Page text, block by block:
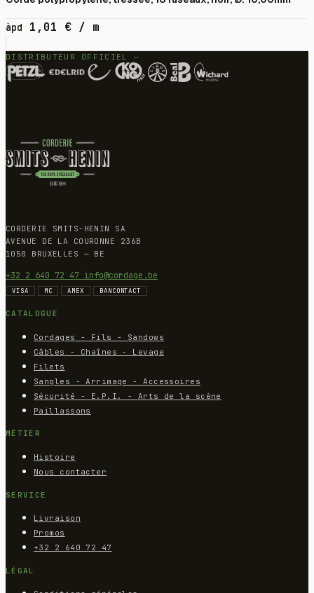
àpd 1,01 € / m
DISTRIBUTEUR OFFICIEL —
CORDERIE SMITS-HENIN SA
AVENUE DE LA COURONNE 236B
1050 BRUXELLES — BE
+32 2 640 72 47 info@cordage.be
VISA MC AMEX BANCONTACT
CATALOGUE
Cordages - Fils - Sandows
Câbles - Chaînes - Levage
Filets
Sangles - Arrimage - Accessoires
Sécurité - E.P.I. - Arts de la scène
Paillassons
MÉTIER
Histoire
Nous contacter
SERVICE
Livraison
Promos
+32 2 640 72 47
LÉGAL